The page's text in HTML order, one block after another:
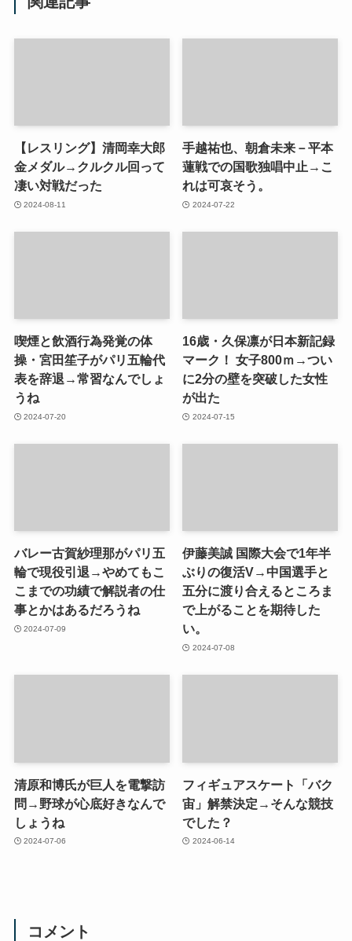
【レスリング】清岡幸大郎
金メダル→クルクル回って
凄い対戦だった
2024-08-11
手越祐也、朝倉未来－平本
蓮戦での国歌独唱中止→こ
れは可哀そう。
2024-07-22
喫煙と飲酒行為発覚の体
操・宮田笙子がパリ五輪代
表を辞退→常習なんでしょ
うね
2024-07-20
16歳・久保凛が日本新記録
マーク！ 女子800ｍ→つい
に2分の壁を突破した女性
が出た
2024-07-15
バレー古賀紗理那がパリ五
輪で現役引退→やめてもこ
こまでの功績で解説者の仕
事とかはあるだろうね
2024-07-09
伊藤美誠 国際大会で1年半
ぶりの復活V→中国選手と
五分に渡り合えるところま
で上がることを期待した
い。
2024-07-08
清原和博氏が巨人を電撃訪
問→野球が心底好きなんで
しょうね
2024-07-06
フィギュアスケート「バク
宙」解禁決定→そんな競技
でした？
2024-06-14
コメント